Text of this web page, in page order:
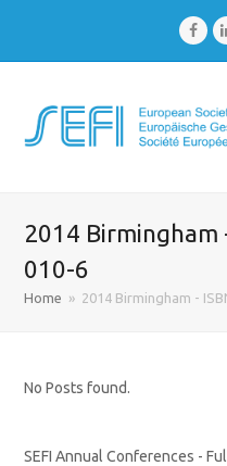
2014 Birmingham
010-6
Home » 2014 Birmingham -
No Posts found.
SEFI Annual Conferences -